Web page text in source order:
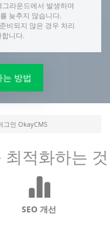
라운드에서 발생하며
늦추지 않습니다.
비되지 않은 경우 처리
니다.
방법
그인 OkayCMS
적화하는 것
SEO 개선